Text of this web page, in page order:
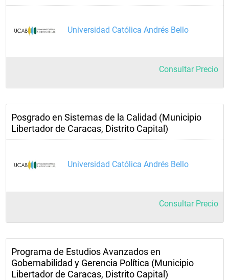
Universidad Católica Andrés Bello
Consultar Precio
Posgrado en Sistemas de la Calidad (Municipio
Libertador de Caracas, Distrito Capital)
Universidad Católica Andrés Bello
Consultar Precio
Programa de Estudios Avanzados en
Gobernabilidad y Gerencia Política (Municipio
Libertador de Caracas, Distrito Capital)